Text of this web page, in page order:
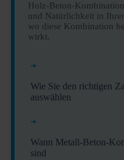
Holz-Beton-
und Natürlichkeit in
wo diese Kombination
wirkt.
➜
Wie Sie den richtigen
auswählen
➜
Wann Metall-Beton-
sind